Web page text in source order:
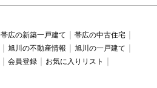
帯広の新築一戸建て
帯広の中古住宅
旭川の不動産情報
旭川の一戸建て
会員登録
お気に入りリスト